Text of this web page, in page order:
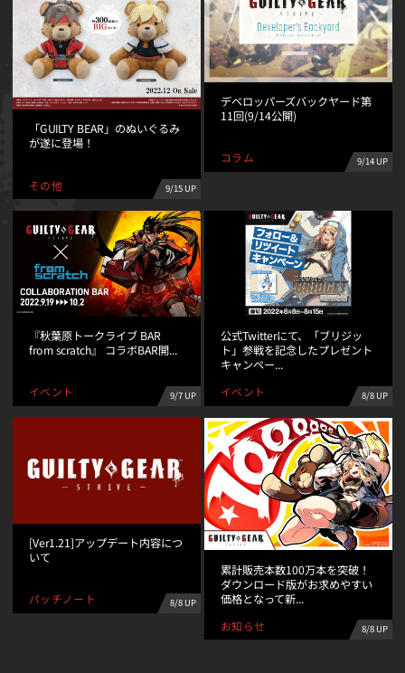
「GUILTY BEAR」のぬいぐるみ
が遂に登場！
その他 9/15 UP
デベロッパーズバックヤード第
11回(9/14公開)
コラム 9/14 UP
『秋葉原トークライブ BAR
from scratch』 コラボBAR開...
イベント 9/7 UP
公式Twitterにて、「ブリジッ
ト」参戦を記念したプレゼント
キャンペー...
イベント 8/8 UP
[Ver1.21]アップデート内容につ
いて
パッチノート 8/8 UP
累計販売本数100万本を突破！
ダウンロード版がお求めやすい
価格となって新...
お知らせ 8/8 UP